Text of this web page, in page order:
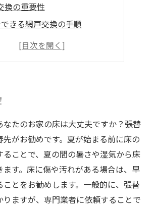
換の重要性
きる網戸交換の手順
選び方
なたのお家の床は大丈夫ですか？張替
先がお勧めです。夏が始まる前に床の
ることで、夏の間の暑さや湿気から床
ます。床に傷や汚れがある場合は、早
ことをお勧めします。一般的に、張替
りますが、専門業者に依頼することで